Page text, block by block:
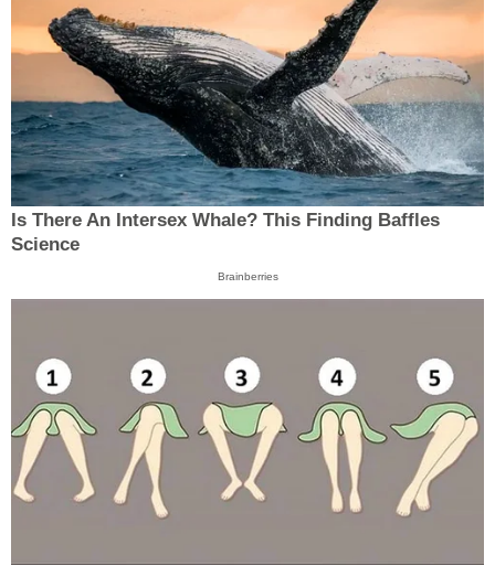
Is There An Intersex Whale? This Finding Baffles
Science
Brainberries